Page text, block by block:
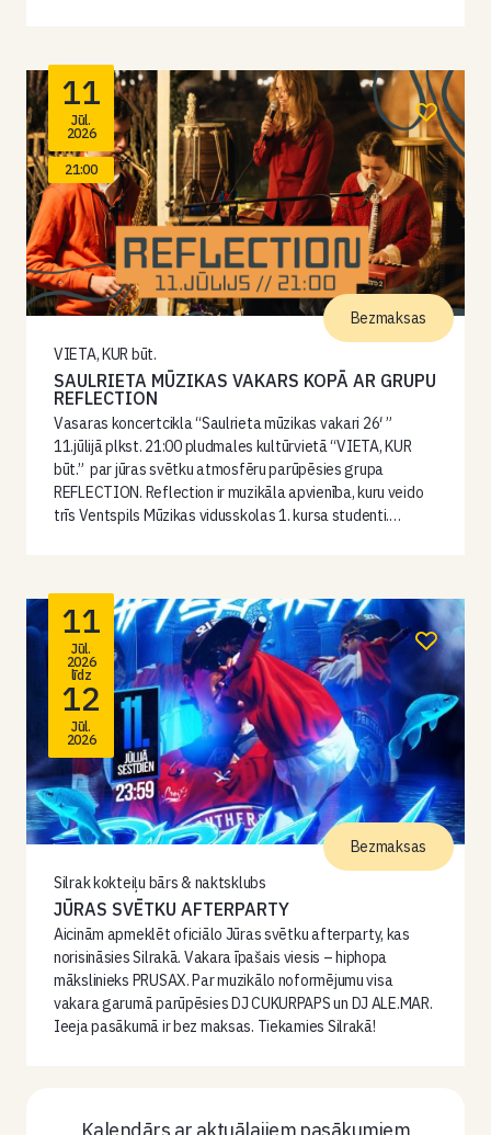
11
Jūl.
2026
21:00
VIETA, KUR būt.
SAULRIETA MŪZIKAS VAKARS KOPĀ AR GRUPU
REFLECTION
Vasaras koncertcikla “Saulrieta mūzikas vakari 26′ ”
11.jūlijā plkst. 21:00 pludmales kultūrvietā “VIETA, KUR
būt.” par jūras svētku atmosfēru parūpēsies grupa
REFLECTION. Reflection ir muzikāla apvienība, kuru veido
trīs Ventspils Mūzikas vidusskolas 1. kursa studenti.…
Bezmaksas
11
Jūl.
2026
līdz
12
Jūl.
2026
Silrak kokteiļu bārs & naktsklubs
JŪRAS SVĒTKU AFTERPARTY
Aicinām apmeklēt oficiālo Jūras svētku afterparty, kas
norisināsies Silrakā. Vakara īpašais viesis – hiphopa
mākslinieks PRUSAX. Par muzikālo noformējumu visa
vakara garumā parūpēsies DJ CUKURPAPS un DJ ALE.MAR.
Ieeja pasākumā ir bez maksas. Tiekamies Silrakā!
Bezmaksas